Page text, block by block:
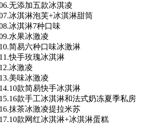
无添加五款冰淇凌
冰淇淋泡芙+冰淇淋甜筒
冰淇淋7种口味
水果冰激凌
简易六种口味冰激淋
快手玫瑰冰淇淋
冰激凌
美味冰激凌
款简易快手冰淇淋
款手工冰淇淋和法式奶冻夏季私房
抹茶冰激凌提拉米苏
款网红冰淇淋+冰淇淋蛋糕